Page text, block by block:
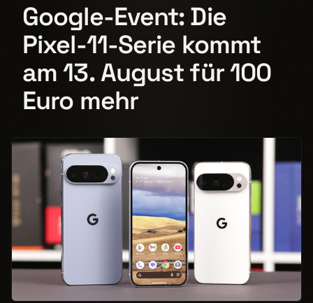
Google-Event: Die
Pixel-11-Serie kommt
am 13. August für 100
Euro mehr